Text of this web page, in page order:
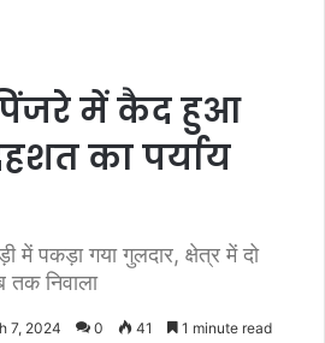
में कैद हुआ
का पर्याय
में पकड़ा गया गुलदार, क्षेत्र में दो
तक निवाला
7, 2024 0 41 1 minute read